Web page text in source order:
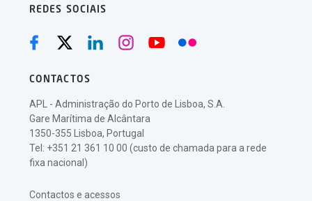
REDES SOCIAIS
CONTACTOS
APL - Administração do Porto de Lisboa, S.A.
Gare Marítima de Alcântara
1350-355 Lisboa, Portugal
Tel: +351 21 361 10 00 (custo de chamada para a rede
fixa nacional)
Contactos e acessos